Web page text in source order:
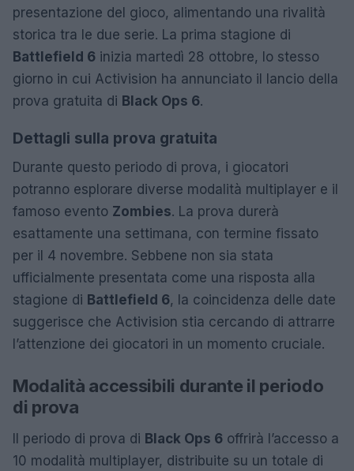
presentazione del gioco, alimentando una rivalità
storica tra le due serie. La prima stagione di
Battlefield 6 inizia martedì 28 ottobre, lo stesso
giorno in cui Activision ha annunciato il lancio della
prova gratuita di Black Ops 6.
Dettagli sulla prova gratuita
Durante questo periodo di prova, i giocatori
potranno esplorare diverse modalità multiplayer e il
famoso evento Zombies. La prova durerà
esattamente una settimana, con termine fissato
per il 4 novembre. Sebbene non sia stata
ufficialmente presentata come una risposta alla
stagione di Battlefield 6, la coincidenza delle date
suggerisce che Activision stia cercando di attrarre
l’attenzione dei giocatori in un momento cruciale.
Modalità accessibili durante il periodo
di prova
Il periodo di prova di Black Ops 6 offrirà l’accesso a
10 modalità multiplayer, distribuite su un totale di